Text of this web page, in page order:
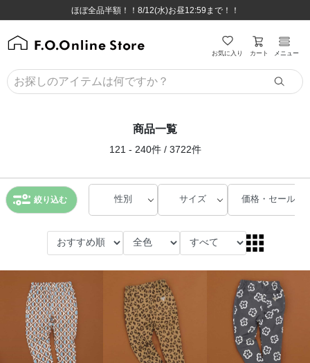
8,800円(税込)以上のお買い物で送料無料♪
ほぼ全品半額！！8/12(水)お昼12:59まで！！
8,800円(税込)以上のお買い物で送料無料♪
ほぼ全品半額！！8/12(水)お昼12:59まで！！
お気に入り カート メニュー
商品一覧
121 - 240件 / 3722件
絞り込む 性別 サイズ 価格・セール